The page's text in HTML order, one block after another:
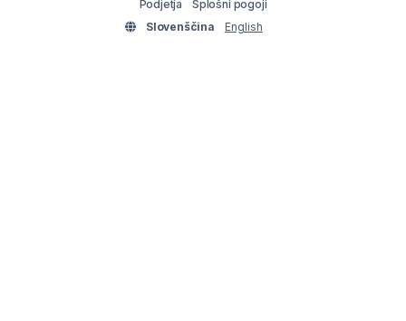
Podjetja
Splošni pogoji
Slovenščina
English